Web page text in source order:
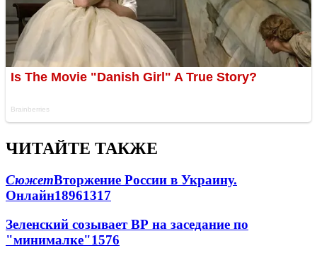
ЧИТАЙТЕ ТАКЖЕ
СюжетВторжение России в Украину.
Онлайн18961317
Зеленский созывает ВР на заседание по
"минималке"1576